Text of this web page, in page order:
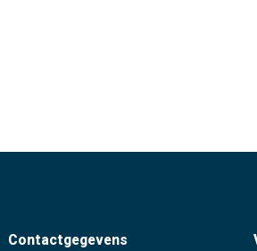
Contactgegevens